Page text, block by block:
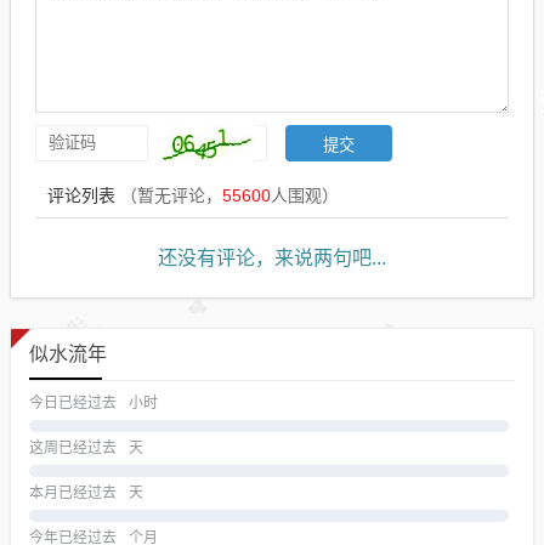
评论列表 （暂无评论， 55600人围观）
还没有评论，来说两句吧...
似水流年
今日已经过去 小时
这周已经过去 天
本月已经过去 天
今年已经过去 个月